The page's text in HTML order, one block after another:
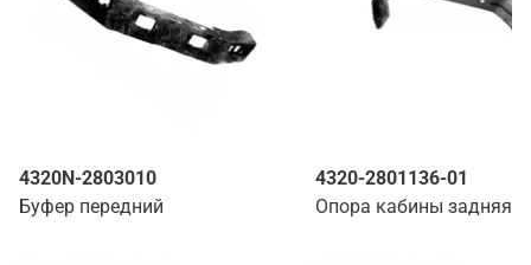
4320N-2803010
Буфер передний
4320-2801136-01
Опора кабины задняя